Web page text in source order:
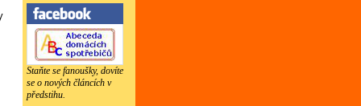
Staňte se fanoušky, dovíte
se o nových článcích v
předstihu.